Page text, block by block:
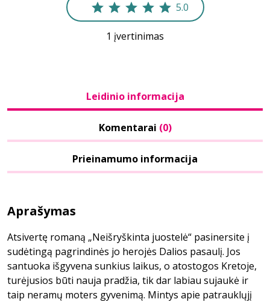
5.0
1 įvertinimas
Leidinio informacija
Komentarai (0)
Prieinamumo informacija
Aprašymas
Atsivertę romaną „Neišryškinta juostelė“ pasinersite į
sudėtingą pagrindinės jo herojės Dalios pasaulį. Jos
santuoka išgyvena sunkius laikus, o atostogos Kretoje,
turėjusios būti nauja pradžia, tik dar labiau sujaukė ir
taip neramų moters gyvenimą. Mintys apie patrauklųjį